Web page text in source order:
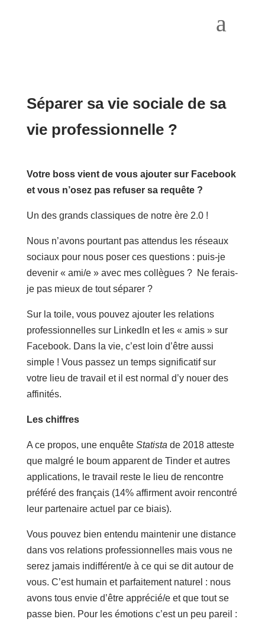
a
Séparer sa vie sociale de sa
vie professionnelle ?
Votre boss vient de vous ajouter sur Facebook
et vous n’osez pas refuser sa requête ?
Un des grands classiques de notre ère 2.0 !
Nous n’avons pourtant pas attendus les réseaux
sociaux pour nous poser ces questions : puis-je
devenir « ami/e » avec mes collègues ? Ne ferais-
je pas mieux de tout séparer ?
Sur la toile, vous pouvez ajouter les relations
professionnelles sur LinkedIn et les « amis » sur
Facebook. Dans la vie, c’est loin d’être aussi
simple ! Vous passez un temps significatif sur
votre lieu de travail et il est normal d’y nouer des
affinités.
Les chiffres
A ce propos, une enquête Statista de 2018 atteste
que malgré le boum apparent de Tinder et autres
applications, le travail reste le lieu de rencontre
préféré des français (14% affirment avoir rencontré
leur partenaire actuel par ce biais).
Vous pouvez bien entendu maintenir une distance
dans vos relations professionnelles mais vous ne
serez jamais indifférent/e à ce qui se dit autour de
vous. C’est humain et parfaitement naturel : nous
avons tous envie d’être apprécié/e et que tout se
passe bien. Pour les émotions c’est un peu pareil :